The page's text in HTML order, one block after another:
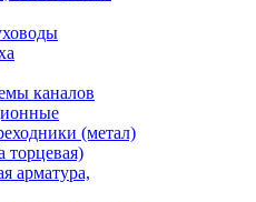
каналов
(метал)